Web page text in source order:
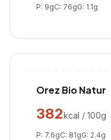
P: 9gC: 76gG: 1.1g
Orez Bio Natur
382kcal / 100g
P: 7.6gC: 81gG: 2.4g